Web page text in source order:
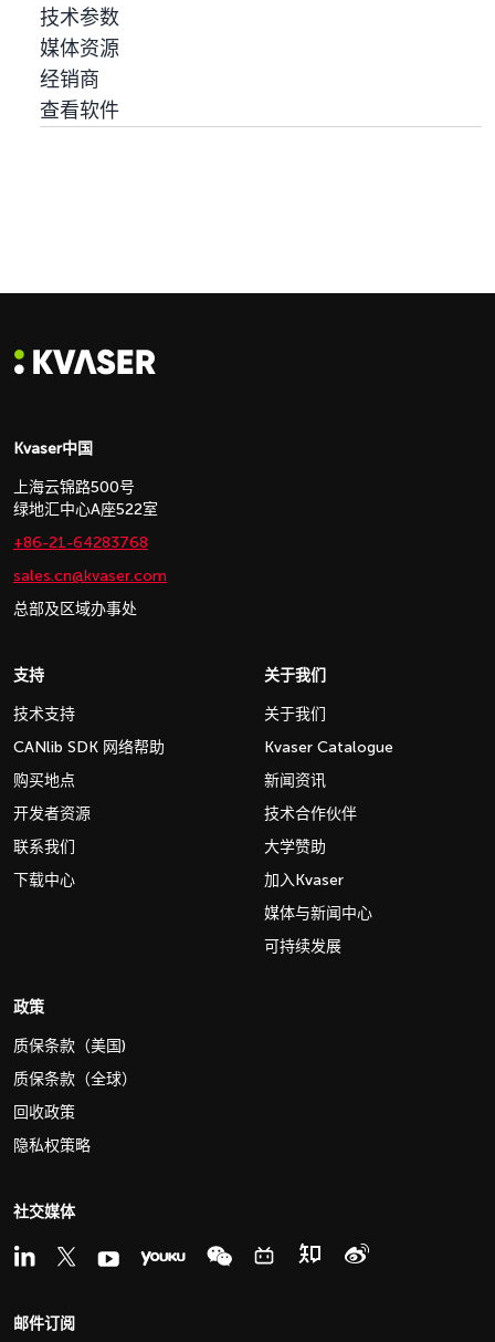
技术参数
媒体资源
经销商
查看软件
Kvaser中国
上海云锦路500号
绿地汇中心A座522室
+86-21-64283768
sales.cn@kvaser.com
总部及区域办事处
支持
技术支持
CANlib SDK 网络帮助
购买地点
开发者资源
联系我们
下载中心
关于我们
关于我们
Kvaser Catalogue
新闻资讯
技术合作伙伴
大学赞助
加入Kvaser
媒体与新闻中心
可持续发展
政策
质保条款（美国)
质保条款（全球）
回收政策
隐私权策略
社交媒体
邮件订阅